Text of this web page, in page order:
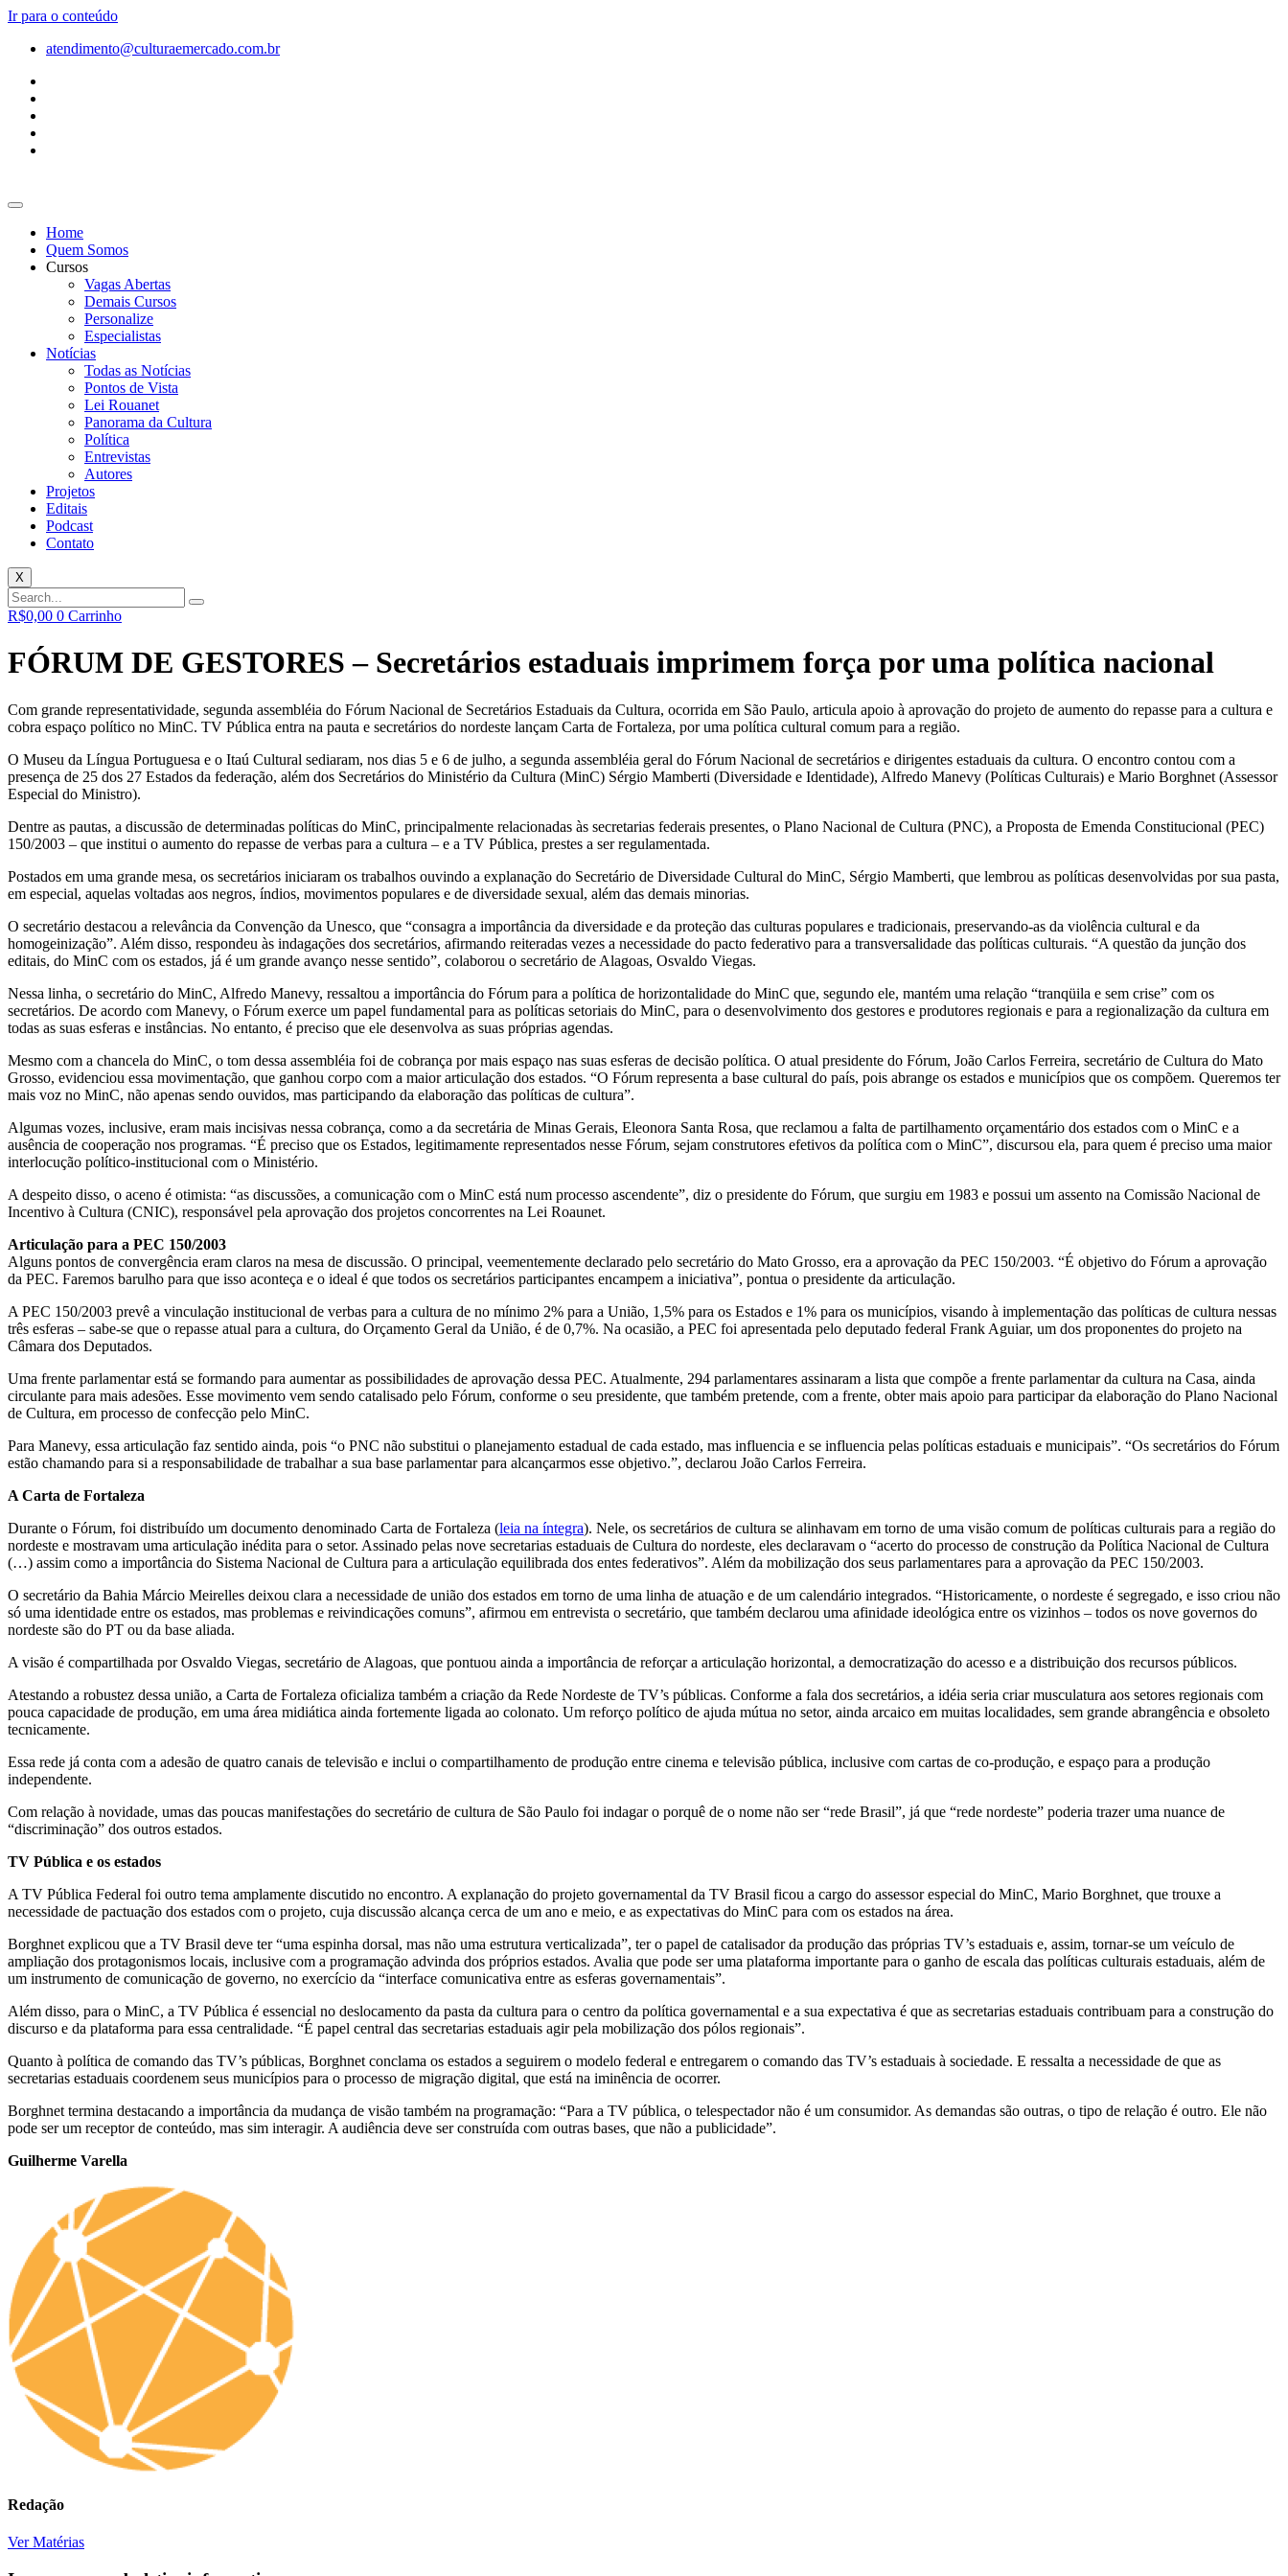
Ir para o conteúdo
atendimento@culturaemercado.com.br
Home
Quem Somos
Cursos
Vagas Abertas
Demais Cursos
Personalize
Especialistas
Notícias
Todas as Notícias
Pontos de Vista
Lei Rouanet
Panorama da Cultura
Política
Entrevistas
Autores
Projetos
Editais
Podcast
Contato
X
R$0,00 0 Carrinho
FÓRUM DE GESTORES – Secretários estaduais imprimem força por uma política nacional
Com grande representatividade, segunda assembléia do Fórum Nacional de Secretários Estaduais da Cultura, ocorrida em São Paulo, articula apoio à aprovação do projeto de aumento do repasse para a cultura e
cobra espaço político no MinC. TV Pública entra na pauta e secretários do nordeste lançam Carta de Fortaleza, por uma política cultural comum para a região.
O Museu da Língua Portuguesa e o Itaú Cultural sediaram, nos dias 5 e 6 de julho, a segunda assembléia geral do Fórum Nacional de secretários e dirigentes estaduais da cultura. O encontro contou com a
presença de 25 dos 27 Estados da federação, além dos Secretários do Ministério da Cultura (MinC) Sérgio Mamberti (Diversidade e Identidade), Alfredo Manevy (Políticas Culturais) e Mario Borghnet (Assessor
Especial do Ministro).
Dentre as pautas, a discussão de determinadas políticas do MinC, principalmente relacionadas às secretarias federais presentes, o Plano Nacional de Cultura (PNC), a Proposta de Emenda Constitucional (PEC)
150/2003 – que institui o aumento do repasse de verbas para a cultura – e a TV Pública, prestes a ser regulamentada.
Postados em uma grande mesa, os secretários iniciaram os trabalhos ouvindo a explanação do Secretário de Diversidade Cultural do MinC, Sérgio Mamberti, que lembrou as políticas desenvolvidas por sua pasta,
em especial, aquelas voltadas aos negros, índios, movimentos populares e de diversidade sexual, além das demais minorias.
O secretário destacou a relevância da Convenção da Unesco, que “consagra a importância da diversidade e da proteção das culturas populares e tradicionais, preservando-as da violência cultural e da
homogeinização”. Além disso, respondeu às indagações dos secretários, afirmando reiteradas vezes a necessidade do pacto federativo para a transversalidade das políticas culturais. “A questão da junção dos
editais, do MinC com os estados, já é um grande avanço nesse sentido”, colaborou o secretário de Alagoas, Osvaldo Viegas.
Nessa linha, o secretário do MinC, Alfredo Manevy, ressaltou a importância do Fórum para a política de horizontalidade do MinC que, segundo ele, mantém uma relação “tranqüila e sem crise” com os
secretários. De acordo com Manevy, o Fórum exerce um papel fundamental para as políticas setoriais do MinC, para o desenvolvimento dos gestores e produtores regionais e para a regionalização da cultura em
todas as suas esferas e instâncias. No entanto, é preciso que ele desenvolva as suas próprias agendas.
Mesmo com a chancela do MinC, o tom dessa assembléia foi de cobrança por mais espaço nas suas esferas de decisão política. O atual presidente do Fórum, João Carlos Ferreira, secretário de Cultura do Mato
Grosso, evidenciou essa movimentação, que ganhou corpo com a maior articulação dos estados. “O Fórum representa a base cultural do país, pois abrange os estados e municípios que os compõem. Queremos ter
mais voz no MinC, não apenas sendo ouvidos, mas participando da elaboração das políticas de cultura”.
Algumas vozes, inclusive, eram mais incisivas nessa cobrança, como a da secretária de Minas Gerais, Eleonora Santa Rosa, que reclamou a falta de partilhamento orçamentário dos estados com o MinC e a
ausência de cooperação nos programas. “É preciso que os Estados, legitimamente representados nesse Fórum, sejam construtores efetivos da política com o MinC”, discursou ela, para quem é preciso uma maior
interlocução político-institucional com o Ministério.
A despeito disso, o aceno é otimista: “as discussões, a comunicação com o MinC está num processo ascendente”, diz o presidente do Fórum, que surgiu em 1983 e possui um assento na Comissão Nacional de
Incentivo à Cultura (CNIC), responsável pela aprovação dos projetos concorrentes na Lei Roaunet.
Articulação para a PEC 150/2003
Alguns pontos de convergência eram claros na mesa de discussão. O principal, veementemente declarado pelo secretário do Mato Grosso, era a aprovação da PEC 150/2003. “É objetivo do Fórum a aprovação
da PEC. Faremos barulho para que isso aconteça e o ideal é que todos os secretários participantes encampem a iniciativa”, pontua o presidente da articulação.
A PEC 150/2003 prevê a vinculação institucional de verbas para a cultura de no mínimo 2% para a União, 1,5% para os Estados e 1% para os municípios, visando à implementação das políticas de cultura nessas
três esferas – sabe-se que o repasse atual para a cultura, do Orçamento Geral da União, é de 0,7%. Na ocasião, a PEC foi apresentada pelo deputado federal Frank Aguiar, um dos proponentes do projeto na
Câmara dos Deputados.
Uma frente parlamentar está se formando para aumentar as possibilidades de aprovação dessa PEC. Atualmente, 294 parlamentares assinaram a lista que compõe a frente parlamentar da cultura na Casa, ainda
circulante para mais adesões. Esse movimento vem sendo catalisado pelo Fórum, conforme o seu presidente, que também pretende, com a frente, obter mais apoio para participar da elaboração do Plano Nacional
de Cultura, em processo de confecção pelo MinC.
Para Manevy, essa articulação faz sentido ainda, pois “o PNC não substitui o planejamento estadual de cada estado, mas influencia e se influencia pelas políticas estaduais e municipais”. “Os secretários do Fórum
estão chamando para si a responsabilidade de trabalhar a sua base parlamentar para alcançarmos esse objetivo.”, declarou João Carlos Ferreira.
A Carta de Fortaleza
Durante o Fórum, foi distribuído um documento denominado Carta de Fortaleza (leia na íntegra). Nele, os secretários de cultura se alinhavam em torno de uma visão comum de políticas culturais para a região do
nordeste e mostravam uma articulação inédita para o setor. Assinado pelas nove secretarias estaduais de Cultura do nordeste, eles declaravam o “acerto do processo de construção da Política Nacional de Cultura
(…) assim como a importância do Sistema Nacional de Cultura para a articulação equilibrada dos entes federativos”. Além da mobilização dos seus parlamentares para a aprovação da PEC 150/2003.
O secretário da Bahia Márcio Meirelles deixou clara a necessidade de união dos estados em torno de uma linha de atuação e de um calendário integrados. “Historicamente, o nordeste é segregado, e isso criou não
só uma identidade entre os estados, mas problemas e reivindicações comuns”, afirmou em entrevista o secretário, que também declarou uma afinidade ideológica entre os vizinhos – todos os nove governos do
nordeste são do PT ou da base aliada.
A visão é compartilhada por Osvaldo Viegas, secretário de Alagoas, que pontuou ainda a importância de reforçar a articulação horizontal, a democratização do acesso e a distribuição dos recursos públicos.
Atestando a robustez dessa união, a Carta de Fortaleza oficializa também a criação da Rede Nordeste de TV’s públicas. Conforme a fala dos secretários, a idéia seria criar musculatura aos setores regionais com
pouca capacidade de produção, em uma área midiática ainda fortemente ligada ao colonato. Um reforço político de ajuda mútua no setor, ainda arcaico em muitas localidades, sem grande abrangência e obsoleto
tecnicamente.
Essa rede já conta com a adesão de quatro canais de televisão e inclui o compartilhamento de produção entre cinema e televisão pública, inclusive com cartas de co-produção, e espaço para a produção
independente.
Com relação à novidade, umas das poucas manifestações do secretário de cultura de São Paulo foi indagar o porquê de o nome não ser “rede Brasil”, já que “rede nordeste” poderia trazer uma nuance de
“discriminação” dos outros estados.
TV Pública e os estados
A TV Pública Federal foi outro tema amplamente discutido no encontro. A explanação do projeto governamental da TV Brasil ficou a cargo do assessor especial do MinC, Mario Borghnet, que trouxe a
necessidade de pactuação dos estados com o projeto, cuja discussão alcança cerca de um ano e meio, e as expectativas do MinC para com os estados na área.
Borghnet explicou que a TV Brasil deve ter “uma espinha dorsal, mas não uma estrutura verticalizada”, ter o papel de catalisador da produção das próprias TV’s estaduais e, assim, tornar-se um veículo de
ampliação dos protagonismos locais, inclusive com a programação advinda dos próprios estados. Avalia que pode ser uma plataforma importante para o ganho de escala das políticas culturais estaduais, além de
um instrumento de comunicação de governo, no exercício da “interface comunicativa entre as esferas governamentais”.
Além disso, para o MinC, a TV Pública é essencial no deslocamento da pasta da cultura para o centro da política governamental e a sua expectativa é que as secretarias estaduais contribuam para a construção do
discurso e da plataforma para essa centralidade. “É papel central das secretarias estaduais agir pela mobilização dos pólos regionais”.
Quanto à política de comando das TV’s públicas, Borghnet conclama os estados a seguirem o modelo federal e entregarem o comando das TV’s estaduais à sociedade. E ressalta a necessidade de que as
secretarias estaduais coordenem seus municípios para o processo de migração digital, que está na iminência de ocorrer.
Borghnet termina destacando a importância da mudança de visão também na programação: “Para a TV pública, o telespectador não é um consumidor. As demandas são outras, o tipo de relação é outro. Ele não
pode ser um receptor de conteúdo, mas sim interagir. A audiência deve ser construída com outras bases, que não a publicidade”.
Guilherme Varella
Redação
Ver Matérias